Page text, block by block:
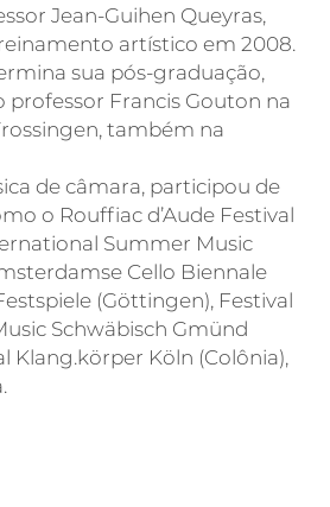
Jean-Guihen Queyras,
artístico em 2008.
sua pós-graduação,
professor Francis Gouton na
também na
de câmara, participou de
o Rouffiac d’Aude Festival
Summer Music
Cello Biennale
(Göttingen), Festival
Schwäbisch Gmünd
Klang.körper Köln (Colônia),